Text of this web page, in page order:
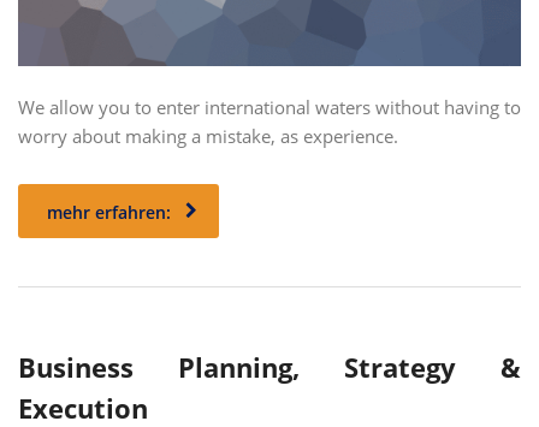
We allow you to enter international waters without having to
worry about making a mistake, as experience.
mehr erfahren:
Business Planning, Strategy &
Execution